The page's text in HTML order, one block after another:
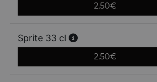
2.50€
Sprite 33 cl
2.50€